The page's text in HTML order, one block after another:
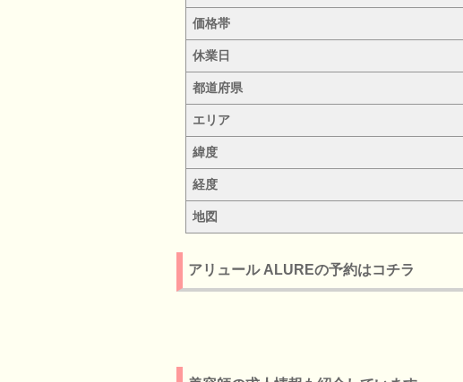
価格帯
休業日
都道府県
エリア
緯度
経度
地図
アリュール ALUREの予約はコチラ